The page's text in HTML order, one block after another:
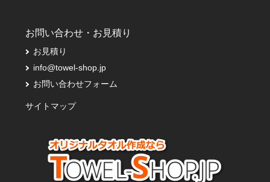
お問い合わせ・お見積り
お見積り
info@towel-shop.jp
お問い合わせフォーム
サイトマップ